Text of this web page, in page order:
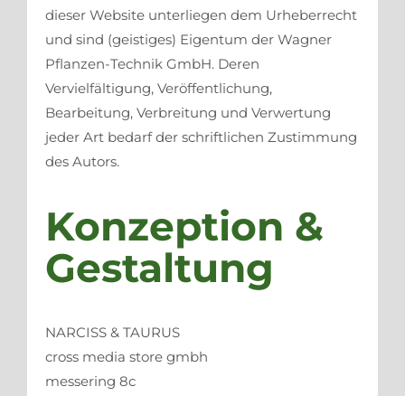
dieser Website unterliegen dem Urheberrecht
und sind (geistiges) Eigentum der Wagner
Pflanzen-Technik GmbH. Deren
Vervielfältigung, Veröffentlichung,
Bearbeitung, Verbreitung und Verwertung
jeder Art bedarf der schriftlichen Zustimmung
des Autors.
Konzeption &
Gestaltung
NARCISS & TAURUS
cross media store gmbh
messering 8c